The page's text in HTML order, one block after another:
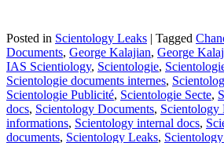
Posted in Scientology Leaks | Tagged
Documents, George Kalajian, George
IAS Scientiology, Scientologie,
Scientologie documents internes,
Scientologie Publicité, Scientologie Secte,
docs, Scientology Documents, Scientology
informations, Scientology internal docs,
documents, Scientology Leaks,